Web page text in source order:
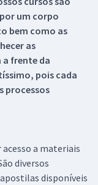
um corpo
bem como as
as
frente da
pois cada
processos
a materiais
diversos
disponíveis